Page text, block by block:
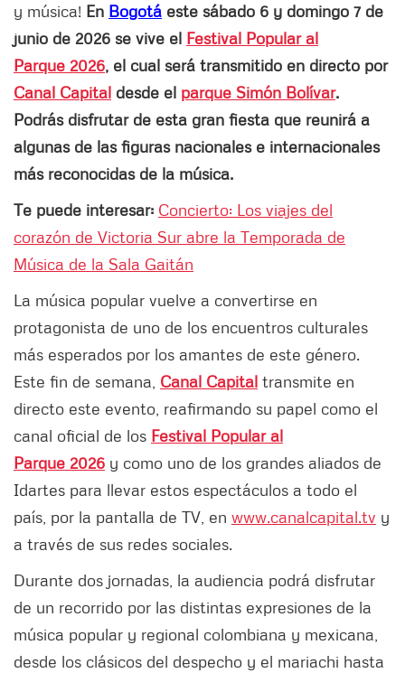
y música! En Bogotá este sábado 6 y domingo 7 de
junio de 2026 se vive el Festival Popular al
Parque 2026, el cual será transmitido en directo por
Canal Capital desde el parque Simón Bolívar.
Podrás disfrutar de esta gran fiesta que reunirá a
algunas de las figuras nacionales e internacionales
más reconocidas de la música.
Te puede interesar: Concierto: Los viajes del
corazón de Victoria Sur abre la Temporada de
Música de la Sala Gaitán
La música popular vuelve a convertirse en
protagonista de uno de los encuentros culturales
más esperados por los amantes de este género.
Este fin de semana, Canal Capital transmite en
directo este evento, reafirmando su papel como el
canal oficial de los Festival Popular al
Parque 2026 y como uno de los grandes aliados de
Idartes para llevar estos espectáculos a todo el
país, por la pantalla de TV, en www.canalcapital.tv y
a través de sus redes sociales.
Durante dos jornadas, la audiencia podrá disfrutar
de un recorrido por las distintas expresiones de la
música popular y regional colombiana y mexicana,
desde los clásicos del despecho y el mariachi hasta